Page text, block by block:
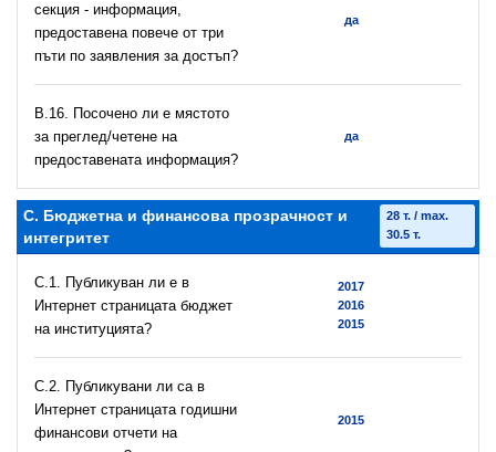
секция - информация,
предоставена повече от три
пъти по заявления за достъп?
да
В.16. Посочено ли е мястото
за преглед/четене на
предоставената информация?
да
C. Бюджетна и финансова прозрачност и
интегритет
28 т. / max.
30.5 т.
C.1. Публикуван ли е в
Интернет страницата бюджет
на институцията?
2017
2016
2015
C.2. Публикувани ли са в
Интернет страницата годишни
финансови отчети на
2015